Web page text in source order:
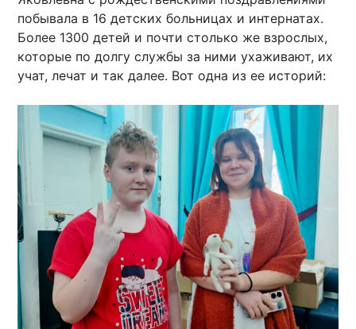
побывала в 16 детских больницах и интернатах.
Более 1300 детей и почти столько же взрослых,
которые по долгу службы за ними ухаживают, их
учат, лечат и так далее. Вот одна из ее историй: